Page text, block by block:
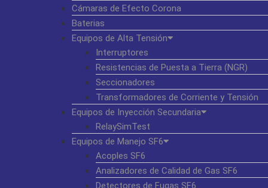
Cámaras de Efecto Corona
Baterias
Equipos de Alta Tensión
Interruptores
Resistencias de Puesta a Tierra (NGR)
Seccionadores
Transformadores de Corriente y Tensión
Equipos de Inyección Secundaria
RelaySimTest
Equipos de Manejo SF6
Acoples SF6
Analizadores de Calidad de Gas SF6
Detectores de Fugas SF6